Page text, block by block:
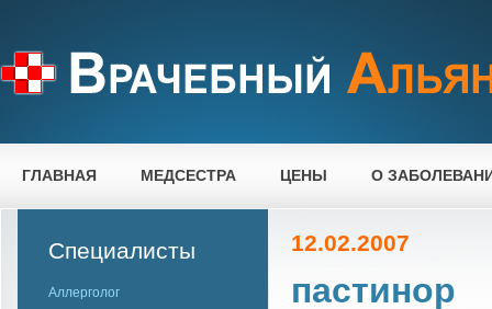
ГЛАВНАЯ МЕДСЕСТРА ЦЕНЫ О
Специалисты
Аллерголог
12.02.2007
пастинор